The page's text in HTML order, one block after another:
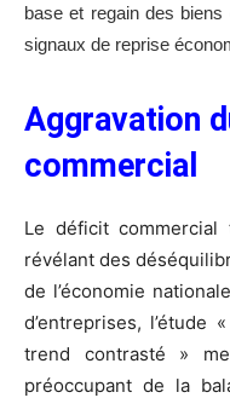
base et regain des
signaux de reprise
Aggravation
commercial
Le déficit commercial
révélant des
de l’économie
d’entreprises, l’étude
trend contrasté »
préoccupant de la